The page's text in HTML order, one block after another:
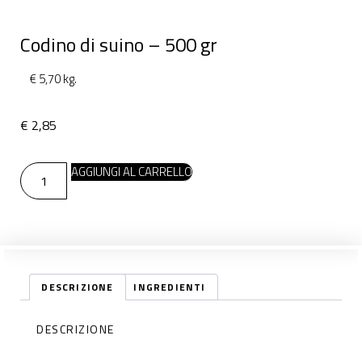
Codino di suino – 500 gr
€ 5,70 kg.
€ 2,85
AGGIUNGI AL CARRELLO
DESCRIZIONE INGREDIENTI
DESCRIZIONE